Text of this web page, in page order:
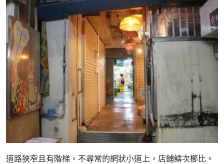
道路狹窄且有階梯，不尋常的網狀小道上，店鋪鱗次櫛比。